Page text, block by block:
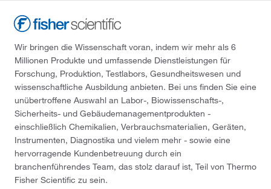
Wir bringen die Wissenschaft voran, indem wir mehr als 6
Millionen Produkte und umfassende Dienstleistungen für
Forschung, Produktion, Testlabors, Gesundheitswesen und
wissenschaftliche Ausbildung anbieten. Bei uns finden Sie eine
unübertroffene Auswahl an Labor-, Biowissenschafts-,
Sicherheits- und Gebäudemanagementprodukten -
einschließlich Chemikalien, Verbrauchsmaterialien, Geräten,
Instrumenten, Diagnostika und vielem mehr - sowie eine
hervorragende Kundenbetreuung durch ein
branchenführendes Team, das stolz darauf ist, Teil von Thermo
Fisher Scientific zu sein.